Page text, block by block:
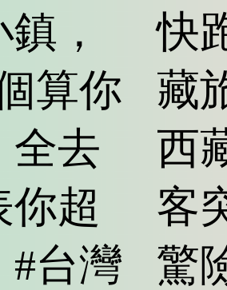
，
算你
全去
你超
#台灣
快
藏
西
客
驚